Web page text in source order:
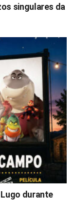
singulares da
durante